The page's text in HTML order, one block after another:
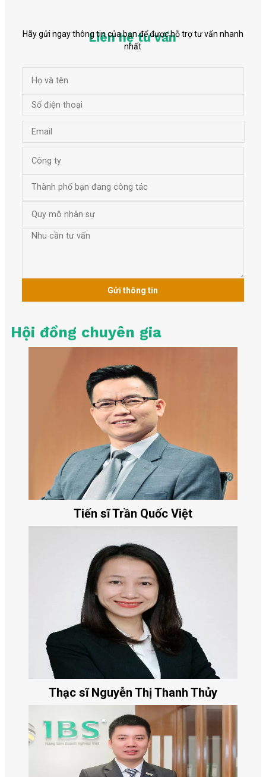
Liên hệ tư vấn
Hãy gửi ngay thông tin của bạn để được hỗ trợ tư vấn nhanh
nhất
Gửi thông tin
Hội đồng chuyên gia
Tiến sĩ Trần Quốc Việt
Thạc sĩ Nguyễn Thị Thanh Thủy